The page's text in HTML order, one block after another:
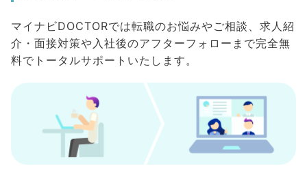
マイナビDOCTORでは転職のお悩みやご相談、求人紹
介・面接対策や入社後のアフターフォローまで完全無
料でトータルサポートいたします。